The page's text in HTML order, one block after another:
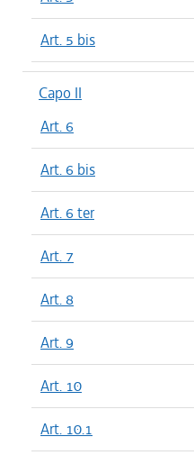
Art. 5 bis
Capo II
Art. 6
Art. 6 bis
Art. 6 ter
Art. 7
Art. 8
Art. 9
Art. 10
Art. 10.1